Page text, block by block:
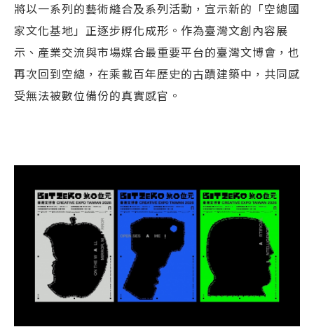
將以一系列的藝術縫合及系列活動，宣示新的「空總國
家文化基地」正逐步孵化成形。作為臺灣文創內容展
示、產業交流與市場媒合最重要平台的臺灣文博會，也
再次回到空總，在乘載百年歷史的古蹟建築中，共同感
受無法被數位備份的真實感官。